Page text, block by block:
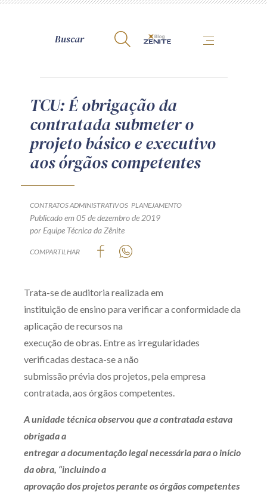
A Zênite
Como publicar conosco
Site da Zênite
Contato
Guia de Direitos dos Titulares de Dados
Encarregado (contato)
Zênite Fácil IA
Zênite Play
Orientação por Escrito
Mentoria Zênite
Capacitação
Zênite in Company
TCU: É obrigação da
contratada submeter o
projeto básico e executivo
aos órgãos competentes
CONTRATOS ADMINISTRATIVOS PLANEJAMENTO
Publicado em 05 de dezembro de 2019
por Equipe Técnica da Zênite
COMPARTILHAR
Trata-se de auditoria realizada em
instituição de ensino para verificar a conformidade da
aplicação de recursos na
execução de obras. Entre as irregularidades
verificadas destaca-se a não
submissão prévia dos projetos, pela empresa
contratada, aos órgãos competentes.
A unidade técnica observou que a contratada estava
obrigada a
entregar a documentação legal necessária para o início
da obra, “incluindo a
aprovação dos projetos perante os órgãos competentes